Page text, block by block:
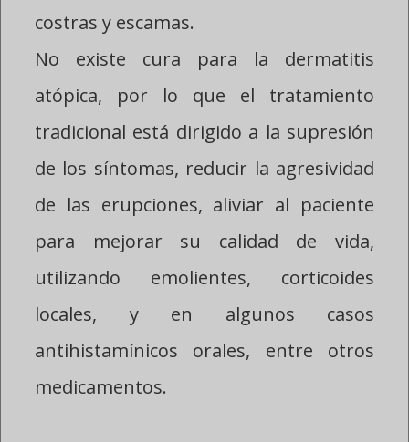
costras y escamas.
No existe cura para la dermatitis
atópica, por lo que el tratamiento
tradicional está dirigido a la supresión
de los síntomas, reducir la agresividad
de las erupciones, aliviar al paciente
para mejorar su calidad de vida,
utilizando emolientes, corticoides
locales, y en algunos casos
antihistamínicos orales, entre otros
medicamentos.